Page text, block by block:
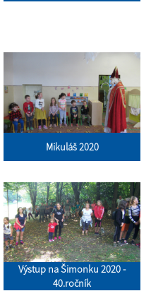
Mikuláš 2020
Výstup na Šimonku 2020 -
40.ročník